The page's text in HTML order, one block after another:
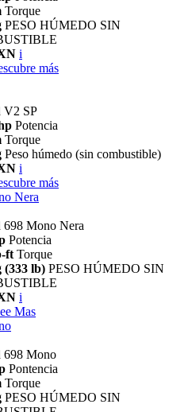
Torque
PESO HÚMEDO SIN
i
más
V2 SP
Potencia
Torque
Peso húmedo (sin combustible)
i
más
Nera
698 Mono Nera
Potencia
ft Torque
(333 lb) PESO HÚMEDO SIN
i
Mas
698 Mono
Pontencia
Torque
PESO HÚMEDO SIN